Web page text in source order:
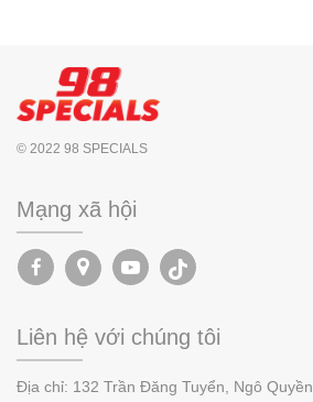
© 2022 98 SPECIALS
Mạng xã hội
Liên hệ với chúng tôi
Địa chỉ: 132 Trần Đăng Tuyển, Ngô Quyền,